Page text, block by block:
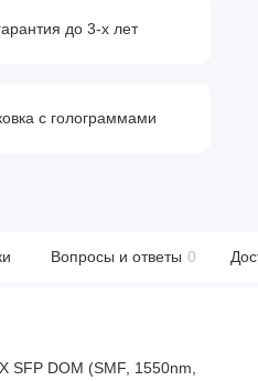
до 3-х лет
с голограммами
Вопросы и ответы 0
SFP DOM (SMF, 1550nm,